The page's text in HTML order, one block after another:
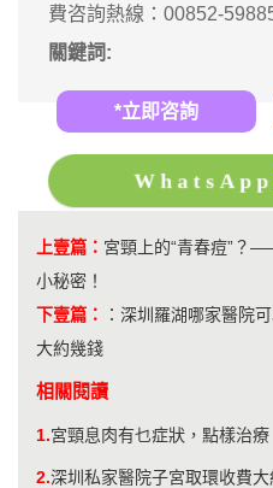
費咨詢熱線：00852-
關鍵詞:
*立即咨詢
WhatsApp
上壹篇： 宮頸上的“青春痘”？
小秘密！
下壹篇：
： 深圳羅湖哪家醫院
大約幾錢
相關閱讀
1.宮頸息肉有乜症狀，點樣治療
2.深圳私家醫院子宮取環收費大